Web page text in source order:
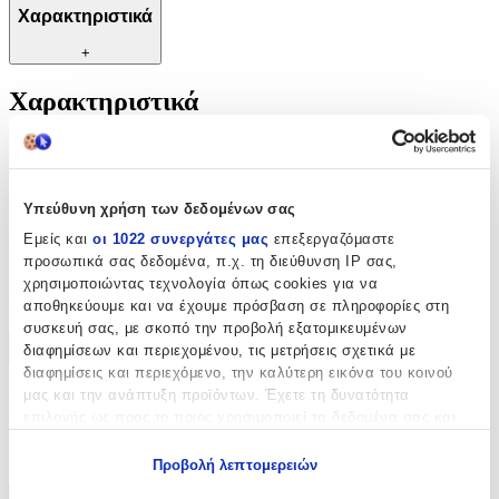
Υπεύθυνη χρήση των δεδομένων σας
Εμείς και οι 1022 συνεργάτες μας επεξεργαζόμαστε
προσωπικά σας δεδομένα, π.χ. τη διεύθυνση IP σας,
χρησιμοποιώντας τεχνολογία όπως cookies για να
αποθηκεύουμε και να έχουμε πρόσβαση σε πληροφορίες στη
συσκευή σας, με σκοπό την προβολή εξατομικευμένων
διαφημίσεων και περιεχομένου, τις μετρήσεις σχετικά με
διαφημίσεις και περιεχόμενο, την καλύτερη εικόνα του κοινού
μας και την ανάπτυξη προϊόντων. Έχετε τη δυνατότητα
Προβολή λεπτομερειών
Χαρακτηριστικά
+
Χαρακτηριστικά
Κατασκευαστής
Αξιολογήσεις
Προς το παρόν δεν υπάρχουν άλλες αξιολογήσεις. Όταν
προστεθούν, θα εμφανιστούν εδώ.
Πώς υπολογίζεται η βαθμολογία
Η τελική βαθμολογία βασίζεται αποκλειστικά σε κριτικές χρηστών
που έχουν πραγματοποιήσει αγορά μέσω SHOPFLIX ή έχουν
Γράψου στο Νewsletter μας για νέα & προσφορές!